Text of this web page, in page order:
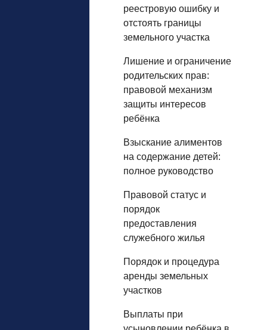
реестровую ошибку и
отстоять границы
земельного участка
Лишение и ограничение
родительских прав:
правовой механизм
защиты интересов
ребёнка
Взыскание алиментов
на содержание детей:
полное руководство
Правовой статус и
порядок
предоставления
служебного жилья
Порядок и процедура
аренды земельных
участков
Выплаты при